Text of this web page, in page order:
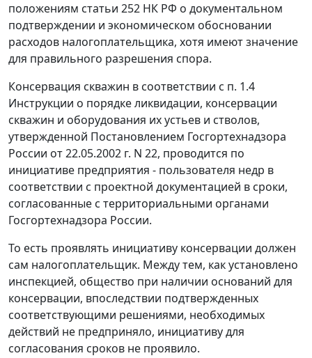
положениям статьи 252 НК РФ о документальном
подтверждении и экономическом обосновании
расходов налогоплательщика, хотя имеют значение
для правильного разрешения спора.
Консервация скважин в соответствии с п. 1.4
Инструкции о порядке ликвидации, консервации
скважин и оборудования их устьев и стволов,
утвержденной Постановлением Госгортехнадзора
России от 22.05.2002 г. N 22, проводится по
инициативе предприятия - пользователя недр в
соответствии с проектной документацией в сроки,
согласованные с территориальными органами
Госгортехнадзора России.
То есть проявлять инициативу консервации должен
сам налогоплательщик. Между тем, как установлено
инспекцией, общество при наличии оснований для
консервации, впоследствии подтвержденных
соответствующими решениями, необходимых
действий не предприняло, инициативу для
согласования сроков не проявило.